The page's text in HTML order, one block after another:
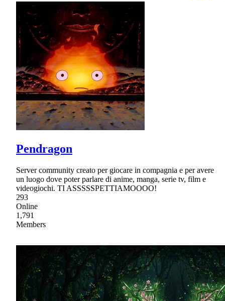
Pendragon
Server community creato per giocare in compagnia e per avere
un luogo dove poter parlare di anime, manga, serie tv, film e
videogiochi. TI ASSSSSPETTIAMOOOO!
293
Online
1,791
Members